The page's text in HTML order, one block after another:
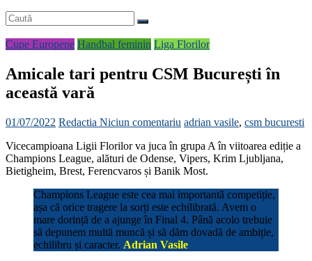
Cupe Europene Handbal feminin Liga Florilor
Amicale tari pentru CSM București în
această vară
01/07/2022 Redactia Niciun comentariu adrian vasile, csm bucuresti
Vicecampioana Ligii Florilor va juca în grupa A în viitoarea ediție a
Champions League, alături de Odense, Vipers, Krim Ljubljana,
Bietigheim, Brest, Ferencvaros și Banik Most.
Champions League este cea mai importantă competiție,
așa că orice tragere la sorți este echilibrată. Avem o
mare dorință de a ajunge în Final 4. Până acolo trebuie
să depunem multă muncă și să dăm dovadă de ambiție,
echilibru și caracter. Adrian Vasile